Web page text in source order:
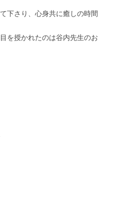
下さり、心身共に癒しの時間
を授かれたのは谷内先生のお